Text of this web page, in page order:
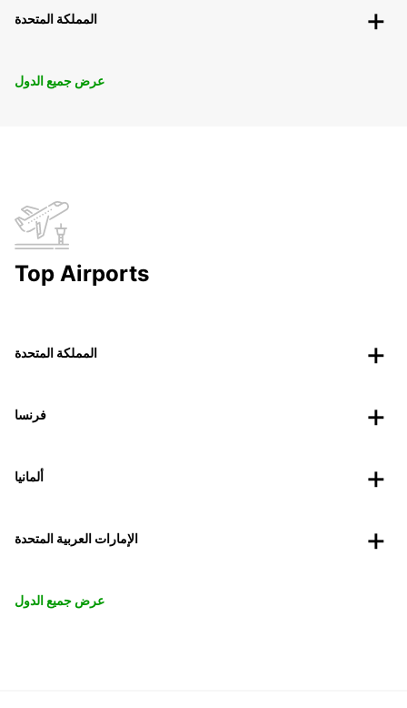
المملكة المتحدة
عرض جميع الدول
Top Airports
المملكة المتحدة
فرنسا
ألمانيا
الإمارات العربية المتحدة
عرض جميع الدول